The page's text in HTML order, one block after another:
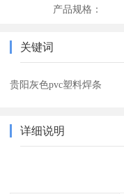
产品规格：
关键词
贵阳灰色pvc塑料焊条
详细说明